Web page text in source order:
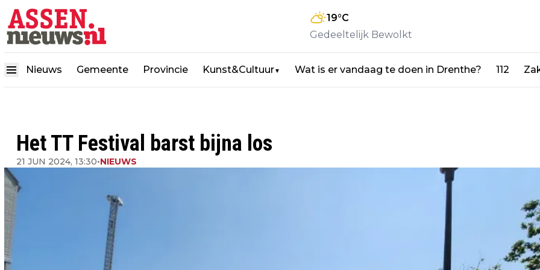
19°C
Gedeeltelijk Bewolkt
Nieuws Gemeente Provincie Kunst&Cultuur▼ Wat is er vandaag te doen in Drenthe? 112
Het TT Festival barst bijna los
21 JUN 2024, 13:30•NIEUWS